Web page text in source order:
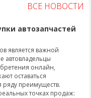
ВСЕ НОВОСТИ
автозапчастей
является важной
автовладельцы
онлайн,
оставаться
преимуществ.
точках продаж: